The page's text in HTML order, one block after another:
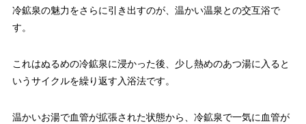
冷鉱泉の魅力をさらに引き出すのが、温かい温泉との交互浴で
す。
これはぬるめの冷鉱泉に浸かった後、少し熱めのあつ湯に入ると
いうサイクルを繰り返す入浴法です。
温かいお湯で血管が拡張された状態から、冷鉱泉で一気に血管が